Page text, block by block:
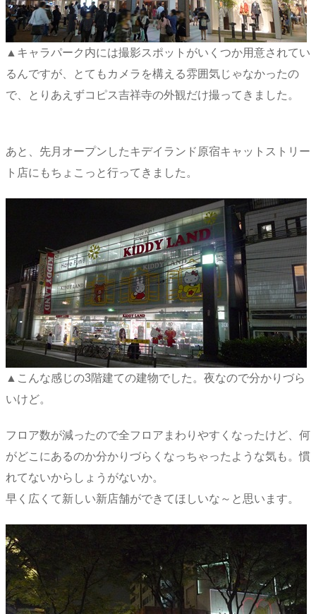
▲キャラパーク内には撮影スポットがいくつか用意されてい
るんですが、とてもカメラを構える雰囲気じゃなかったの
で、とりあえずコピス吉祥寺の外観だけ撮ってきました。
あと、先月オープンしたキデイランド原宿キャットストリー
ト店にもちょこっと行ってきました。
▲こんな感じの3階建ての建物でした。夜なので分かりづら
いけど。
フロア数が減ったので全フロアまわりやすくなったけど、何
がどこにあるのか分かりづらくなっちゃったような気も。慣
れてないからしょうがないか。
早く広くて新しい新店舗ができてほしいな～と思います。